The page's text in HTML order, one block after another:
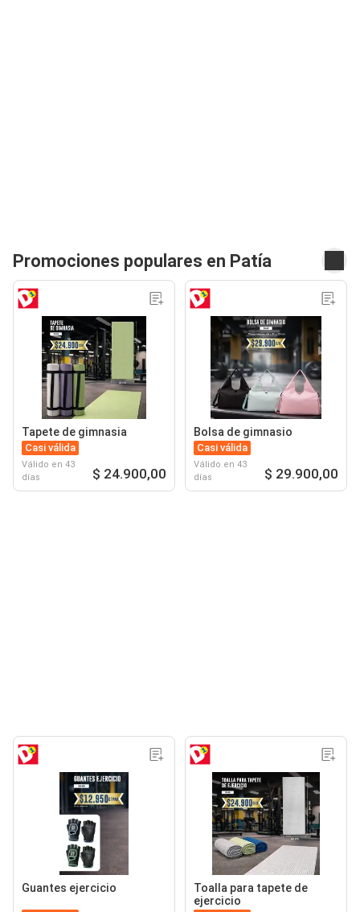
Promociones populares en Patía
Tapete de gimnasia
Casi válida
Válido en 43
días
$ 24.900,00
Bolsa de gimnasio
Casi válida
Válido en 43
días
$ 29.900,00
Guantes ejercicio
Toalla para tapete de
ejercicio